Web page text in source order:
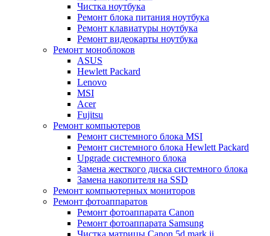
Чистка ноутбука
Ремонт блока питания ноутбука
Ремонт клавиатуры ноутбука
Ремонт видеокарты ноутбука
Ремонт моноблоков
ASUS
Hewlett Packard
Lenovo
MSI
Acer
Fujitsu
Ремонт компьютеров
Ремонт системного блока MSI
Ремонт системного блока Hewlett Packard
Upgrade системного блока
Замена жесткого диска системного блока
Замена накопителя на SSD
Ремонт компьютерных мониторов
Ремонт фотоаппаратов
Ремонт фотоаппарата Canon
Ремонт фотоаппарата Samsung
Чистка матрицы Canon 5d mark ii